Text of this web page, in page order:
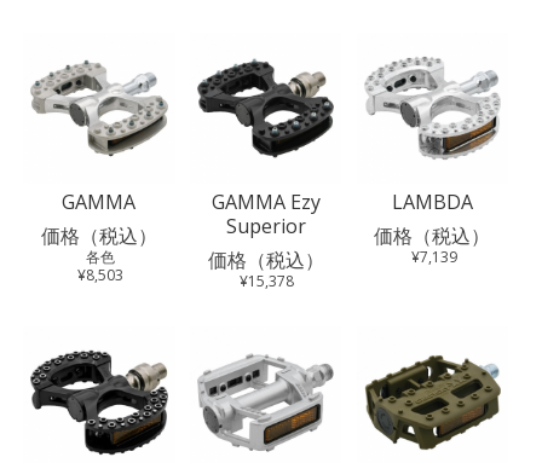
GAMMA
価格（税込）
各色
¥8,503
GAMMA Ezy
Superior
価格（税込）
¥15,378
LAMBDA
価格（税込）
¥7,139